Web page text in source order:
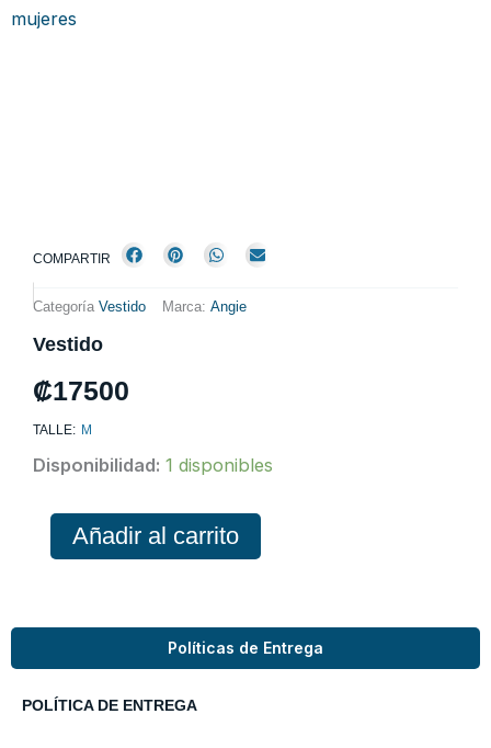
COMPARTIR
Categoría Vestido Marca: Angie
Vestido
₡17500
TALLE: M
Disponibilidad: 1 disponibles
Vestido
Añadir al carrito
Políticas de Entrega
POLÍTICA DE ENTREGA